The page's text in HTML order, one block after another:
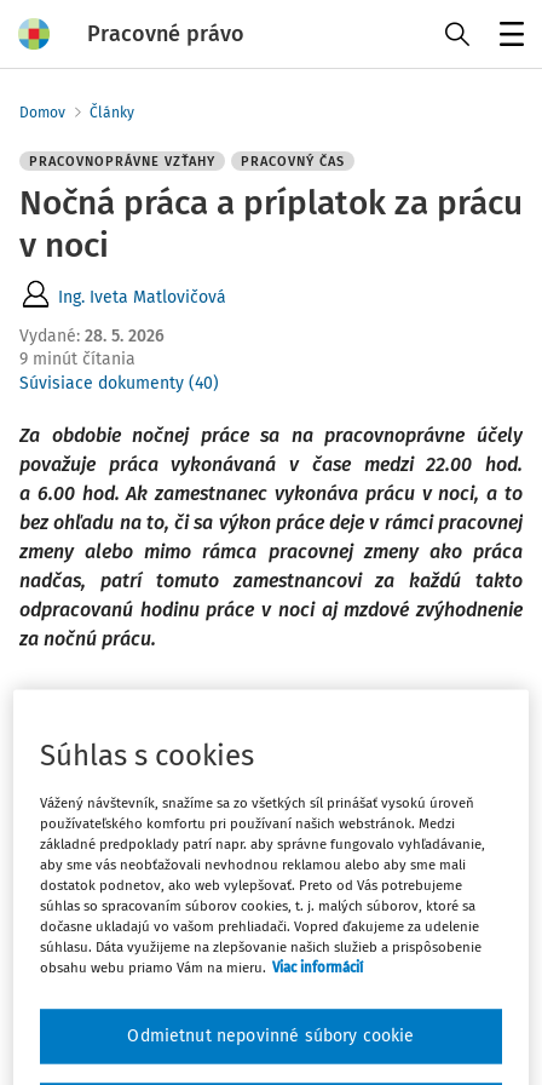
Pracovné právo
Domov Články
PRACOVNOPRÁVNE VZŤAHY PRACOVNÝ ČAS
Nočná práca a príplatok za prácu
v noci
Ing. Iveta Matlovičová
Vydané: 28. 5. 2026
9 minút čítania
Súvisiace dokumenty (40)
Za obdobie nočnej práce sa na pracovnoprávne účely
považuje práca vykonávaná v čase medzi 22.00 hod.
a 6.00 hod. Ak zamestnanec vykonáva prácu v noci, a to
bez ohľadu na to, či sa výkon práce deje v rámci pracovnej
zmeny alebo mimo rámca pracovnej zmeny ako práca
nadčas, patrí tomuto zamestnancovi za každú takto
odpracovanú hodinu práce v noci aj mzdové zvýhodnenie
za nočnú prácu.
(ďalej len „ZP“). Od pojmu nočná práca je potrebné
odlišovať pojem „zamestnanec pracujúci v noci“,
ktorým sa podľa § 98 ods. 2 ZP, rozumie zamestnanec,
ktorý:
vykonáva práce, ktoré vyžadujú, aby sa vykonávali
v noci v rozsahu troch hodín po sebe nasledujúcich
(ide o prácu, ktorá sa vykonáva v noci najmenej 3
hodiny pravidelne, t. j. opakovane) alebo
pravdepodobne odpracuje v noci najmenej 500 hodín
za rok [v takomto prípade postačuje predpoklad (ktorý
sa môže ale nemusí naplniť), že zamestnanec v noci
Súhlas s cookies
Vážený návštevník, snažíme sa zo všetkých síl prinášať vysokú úroveň
používateľského komfortu pri používaní našich webstránok. Medzi
základné predpoklady patrí napr. aby správne fungovalo vyhľadávanie,
aby sme vás neobťažovali nevhodnou reklamou alebo aby sme mali
dostatok podnetov, ako web vylepšovať. Preto od Vás potrebujeme
súhlas so spracovaním súborov cookies, t. j. malých súborov, ktoré sa
dočasne ukladajú vo vašom prehliadači. Vopred ďakujeme za udelenie
súhlasu. Dáta využijeme na zlepšovanie našich služieb a prispôsobenie
obsahu webu priamo Vám na mieru. Viac informácií
Odmietnut nepovinné súbory cookie